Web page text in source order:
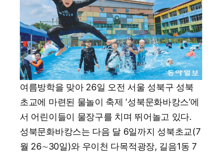
여름방학을 맞아 26일 오전 서울 성북구 성북
초교에 마련된 물놀이 축제 ‘성북문화바캉스’에
서 어린이들이 물장구를 치며 뛰어놀고 있다.
성북문화바캉스는 다음 달 6일까지 성북초교(7
월 26∼30일)와 우이천 다목적광장, 길음1동 7